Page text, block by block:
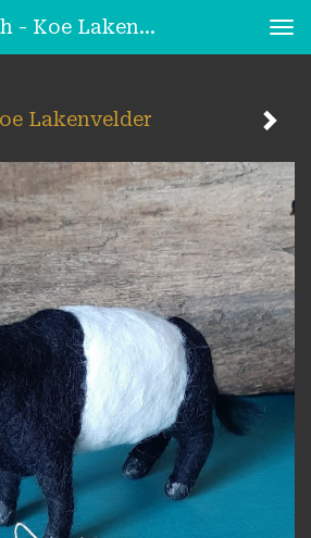
Art Happy Touch - Koe Lakenvelder
Lakenvelder